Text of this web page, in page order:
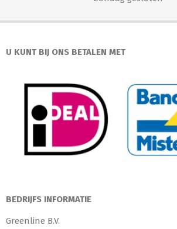
U KUNT BIJ ONS BETALEN MET
BEDRIJFS INFORMATIE
Greenline B.V.